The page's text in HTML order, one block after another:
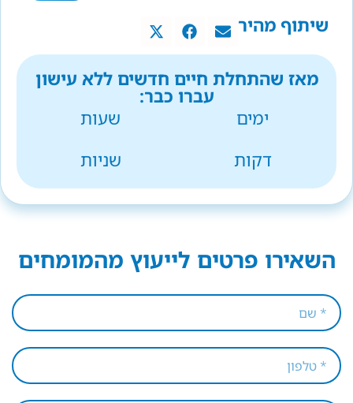
שיתוף מהיר
מאז שהתחלת חיים חדשים ללא עישון
עברו כבר:
ימים
שעות
דקות
שניות
השאירו פרטים לייעוץ מהמומחים